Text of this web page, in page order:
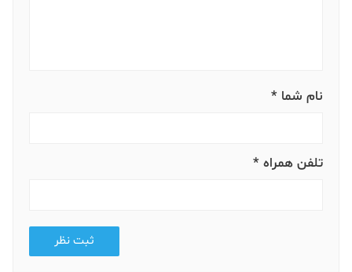
نام شما *
تلفن همراه *
ثبت نظر